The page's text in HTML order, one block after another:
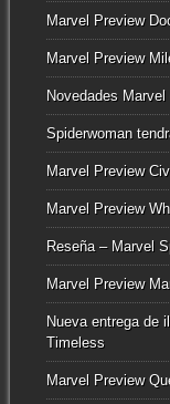
Marvel Preview
Marvel Preview
Novedades
Spiderwoman
Marvel Preview
Marvel Preview
Reseña – Marvel
Marvel Preview
Nueva entrega de
Timeless
Marvel Preview